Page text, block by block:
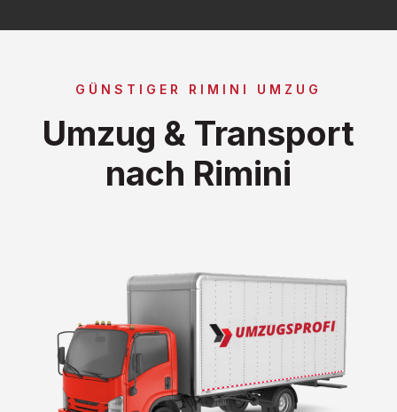
GÜNSTIGER RIMINI UMZUG
Umzug & Transport
nach Rimini